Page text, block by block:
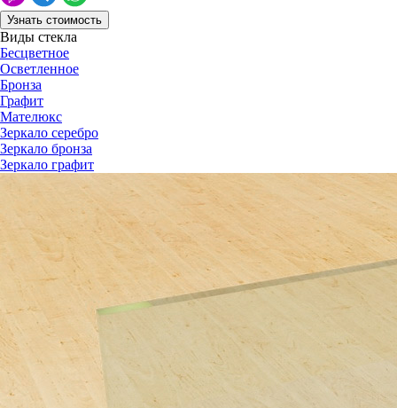
Узнать стоимость
Виды стекла
Бесцветное
Осветленное
Бронза
Графит
Мателюкс
Зеркало серебро
Зеркало бронза
Зеркало графит